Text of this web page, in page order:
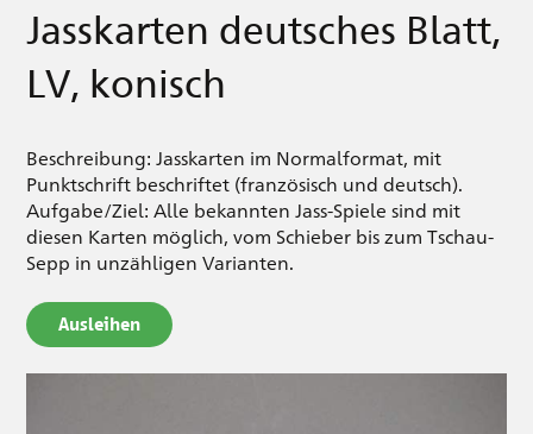
Jasskarten deutsches Blatt,
LV, konisch
Beschreibung: Jasskarten im Normalformat, mit
Punktschrift beschriftet (französisch und deutsch).
Aufgabe/Ziel: Alle bekannten Jass-Spiele sind mit
diesen Karten möglich, vom Schieber bis zum Tschau-
Sepp in unzähligen Varianten.
Ausleihen